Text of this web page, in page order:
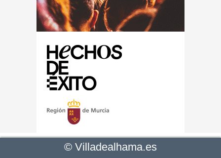
© Villadealhama.es